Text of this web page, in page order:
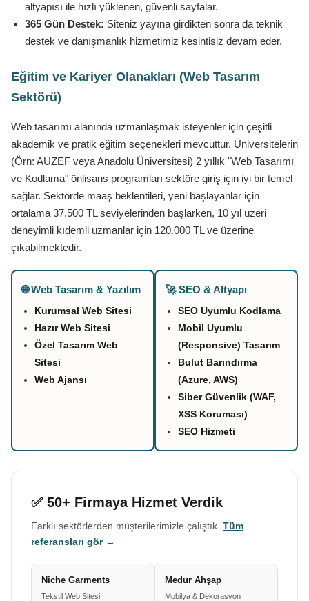
altyapısı ile hızlı yüklenen, güvenli sayfalar.
365 Gün Destek: Siteniz yayına girdikten sonra da teknik
destek ve danışmanlık hizmetimiz kesintisiz devam eder.
Eğitim ve Kariyer Olanakları (Web Tasarım
Sektörü)
Web tasarımı alanında uzmanlaşmak isteyenler için çeşitli
akademik ve pratik eğitim seçenekleri mevcuttur. Üniversitelerin
(Örn: AUZEF veya Anadolu Üniversitesi) 2 yıllık "Web Tasarımı
ve Kodlama" önlisans programları sektöre giriş için iyi bir temel
sağlar. Sektörde maaş beklentileri, yeni başlayanlar için
ortalama 37.500 TL seviyelerinden başlarken, 10 yıl üzeri
deneyimli kıdemli uzmanlar için 120.000 TL ve üzerine
çıkabilmektedir.
🌐 Web Tasarım & Yazılım
Kurumsal Web Sitesi
Hazır Web Sitesi
Özel Tasarım Web
Sitesi
Web Ajansı
🚀 SEO & Altyapı
SEO Uyumlu Kodlama
Mobil Uyumlu
(Responsive) Tasarım
Bulut Barındırma
(Azure, AWS)
Siber Güvenlik (WAF,
XSS Koruması)
SEO Hizmeti
✅ 50+ Firmaya Hizmet Verdik
Farklı sektörlerden müşterilerimizle çalıştık. Tüm
referansları gör →
Niche Garments
Tekstil Web Sitesi
Medur Ahşap
Mobilya & Dekorasyon